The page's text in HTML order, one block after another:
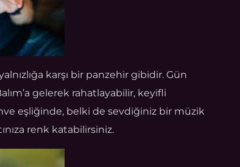
karşı bir panzehir gibidir. Gün
gelerek rahatlayabilir, keyifli
eşliğinde, belki de sevdiğiniz bir müzik
renk katabilirsiniz.